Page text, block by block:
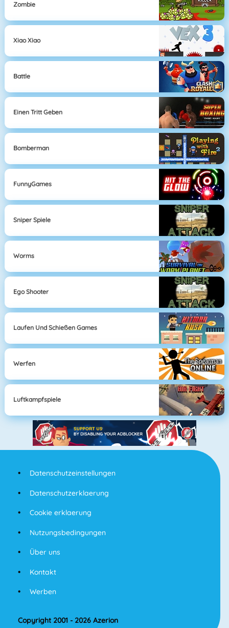
Zombie
Xiao Xiao
Battle
Einen Tritt Geben
Bomberman
FunnyGames
Sniper Spiele
Worms
Ego Shooter
Laufen Und Schießen Games
Werfen
Luftkampfspiele
Datenschutzeinstellungen
Datenschutzerklaerung
Cookie erklaerung
Nutzungsbedingungen
Über uns
Kontakt
Werben
Copyright 2001 - 2026 Azerion